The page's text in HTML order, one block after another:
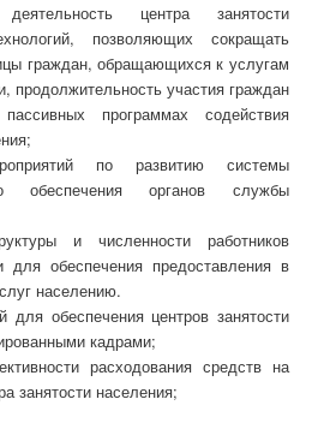
центра занятости
позволяющих сокращать
граждан, обращающихся к услугам
продолжительность участия граждан
программах содействия
по развитию системы
обеспечения органов службы
и численности работников
для обеспечения предоставления в
населению.
для обеспечения центров занятости
кадрами;
расходования средств на
занятости населения;